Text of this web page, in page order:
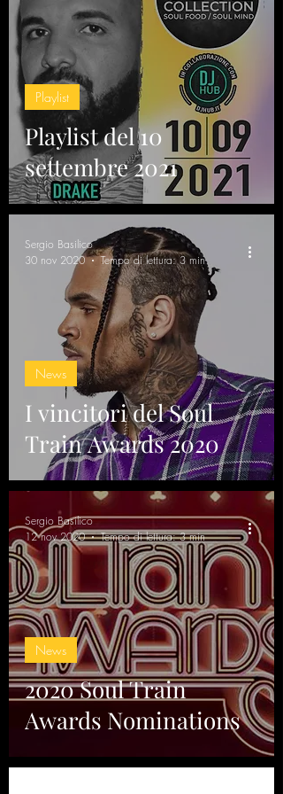
Playlist del 10
settembre 2021
Playlist
I vincitori del Soul
Train Awards 2020
News
Sergio Basilico
30 nov 2020
Tempo di lettura: 3 min
2020 Soul Train
Awards Nominations
News
Sergio Basilico
12 nov 2020
Tempo di lettura: 3 min